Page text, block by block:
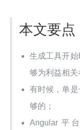
本文要点
生成工具开
够为利益相关
有时候，单
够的；
Angular 平